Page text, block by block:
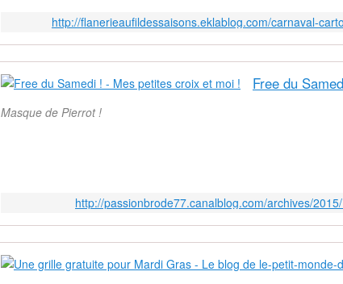
http://flanerieaufildessaisons.eklablog.com/carnaval-
Masque de Pierrot !
http://passionbrode77.canalblog.com/archives/